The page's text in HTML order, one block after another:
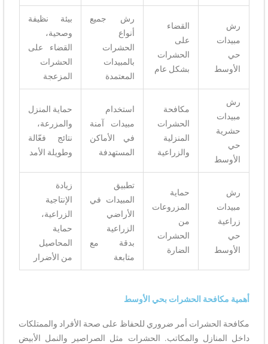
رش
مبيدات
حي
الأوسط
القضاء
على
الحشرات
بشكل عام
رش جميع
أنواع
الحشرات
بالمبيدات
المعتمدة
بيئة نظيفة
وصحية،
القضاء على
الحشرات
المزعجة
رش
مبيدات
حشرية
حي
الأوسط
مكافحة
الحشرات
المنزلية
والزراعية
استخدام
مبيدات آمنة
في الأماكن
المستهدفة
حماية المنزل
والمزرعة،
نتائج فعّالة
وطويلة الأمد
رش
مبيدات
زراعية
حي
الأوسط
حماية
المزروعات
من
الحشرات
الضارة
تطبيق
المبيدات في
الأراضي
الزراعية
بدقة مع
متابعة
زيادة
الإنتاجية
الزراعية،
حماية
المحاصيل
من الأضرار
أهمية مكافحة الحشرات بحي الأوسط
مكافحة الحشرات أمر ضروري للحفاظ على صحة الأفراد والممتلكات
داخل المنازل والمكاتب. الحشرات مثل الصراصير والنمل الأبيض